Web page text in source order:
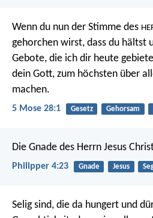
Wenn du nun der Stimme des
gehorchen wirst, dass du hältst
Gebote, die ich dir heute
dein Gott, zum höchsten über
machen.
5 Mose 28:1 Gesetz Gehorsam
Die Gnade des Herrn Jesus
Philipper 4:23 Gnade Jesus
Selig sind, die da hungert und